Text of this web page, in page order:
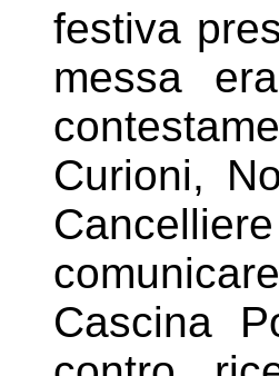
festiva
messa
Curioni,
Cancelliere
Cascina